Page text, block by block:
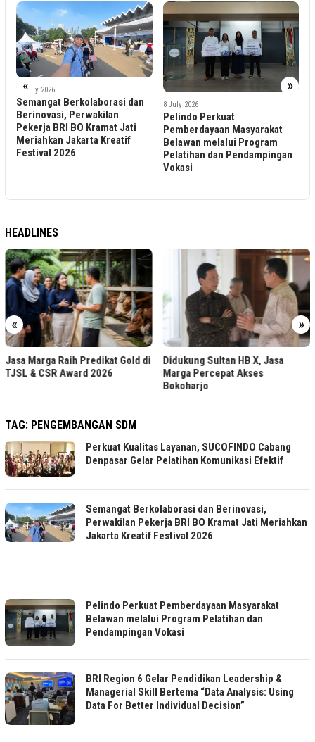
« »
10 July 2026
Semangat Berkolaborasi dan
Berinovasi, Perwakilan
Pekerja BRI BO Kramat Jati
Meriahkan Jakarta Kreatif
Festival 2026
8 July 2026
Pelindo Perkuat
Pemberdayaan Masyarakat
Belawan melalui Program
Pelatihan dan Pendampingan
Vokasi
HEADLINES
« »
Jasa Marga Raih Predikat Gold di
TJSL & CSR Award 2026
Didukung Sultan HB X, Jasa
Marga Percepat Akses
Bokoharjo
TAG: PENGEMBANGAN SDM
Perkuat Kualitas Layanan, SUCOFINDO Cabang
Denpasar Gelar Pelatihan Komunikasi Efektif
Semangat Berkolaborasi dan Berinovasi,
Perwakilan Pekerja BRI BO Kramat Jati Meriahkan
Jakarta Kreatif Festival 2026
Pelindo Perkuat Pemberdayaan Masyarakat
Belawan melalui Program Pelatihan dan
Pendampingan Vokasi
BRI Region 6 Gelar Pendidikan Leadership &
Managerial Skill Bertema “Data Analysis: Using
Data For Better Individual Decision”